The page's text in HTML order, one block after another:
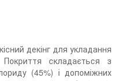
декінг для укладання
складається з
(45%) і допоміжних